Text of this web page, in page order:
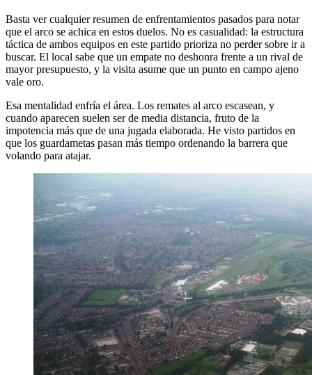
Basta ver cualquier resumen de enfrentamientos pasados para notar
que el arco se achica en estos duelos. No es casualidad: la estructura
táctica de ambos equipos en este partido prioriza no perder sobre ir a
buscar. El local sabe que un empate no deshonra frente a un rival de
mayor presupuesto, y la visita asume que un punto en campo ajeno
vale oro.
Esa mentalidad enfría el área. Los remates al arco escasean, y
cuando aparecen suelen ser de media distancia, fruto de la
impotencia más que de una jugada elaborada. He visto partidos en
que los guardametas pasan más tiempo ordenando la barrera que
volando para atajar.